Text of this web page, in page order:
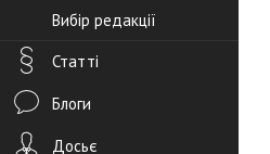
Вибір редакції
Статті
Блоги
Досьє